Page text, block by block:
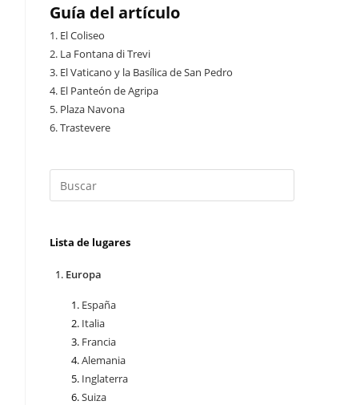
Guía del artículo
1. El Coliseo
2. La Fontana di Trevi
3. El Vaticano y la Basílica de San Pedro
4. El Panteón de Agripa
5. Plaza Navona
6.Trastevere
Lista de lugares
Europa
España
Italia
Francia
Alemania
Inglaterra
Suiza